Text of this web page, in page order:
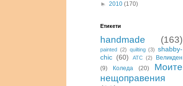
► 2010 (170)
Етикети
handmade (163)
painted (2) quilting (3) shabby-
chic (60) АТС (2)
Великден
(9)
Коледа (20)
Моите
нещоправения